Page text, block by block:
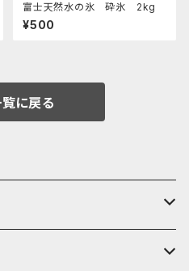
富士天然水の氷 砕氷 2kg
¥500
に戻る